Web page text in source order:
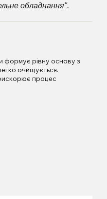
обладнання".
формує рівну основу з
очищується.
процес